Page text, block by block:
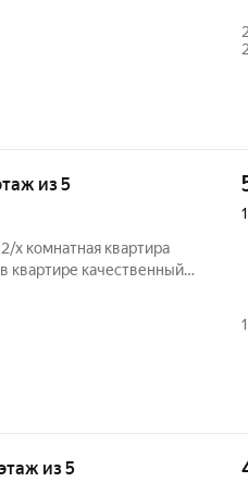
изолированные, с/
из 5
квартире качественный
Кухня это просто шик!
из 5